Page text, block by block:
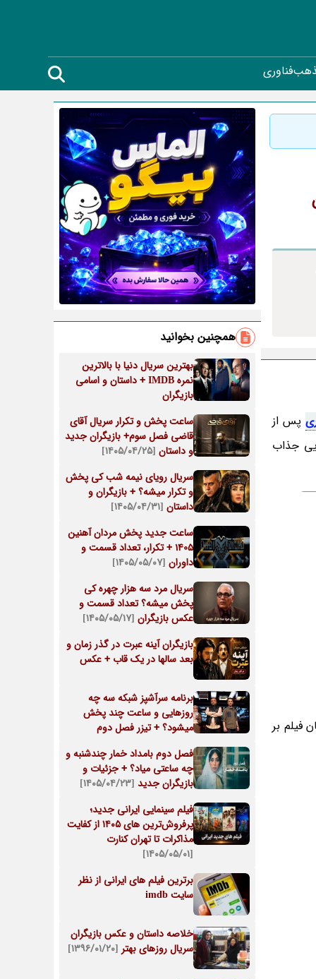
فناوری
پس از
جذاب
فیلم بر
همچنین بخوانید
بهترین سریال دنیا با بالاترین
نمره IMDB + داستان و اسامی
بازیگران
ساعت پخش و تکرار سریال آقای
قاضی فصل سوم+ بازیگران جدید
و داستان [۱۴۰۵/۰۴/۲۵]
سریال رویای نیمه شب کی پخش
و تکرار میشه؟ + بازیگران و
داستان [۱۴۰۵/۰۴/۳۱]
ساعت جدید پخش مردان آهنین
1405 + تکرار، تعداد قسمت و
داوران [۱۴۰۵/۰۵/۰۷]
سریال مرد سه هزار چهره کی
پخش میشه؟ تعداد قسمت و
عکس بازیگران [۱۴۰۵/۰۵/۱۷]
بازیگران آینه عبرت در گذر زمان و
بعد سالها در یک قاب + عکس
برنامه سرآشپز شبکه سه چه
روزهایی و ساعت چند پخش
میشود؟ + تیزر فصل دوم
فصل دوم بامداد خمار چندشنبه و
چه ساعتی میاد؟ + جزئیات و
بازیگران جدید [۱۴۰۵/۰۴/۲۳]
فیلم سینمایی ایرانی جدید؛
پرفروش‌ترین های ۱۴۰۵ از کفایت
مذاکرات تا تهران کنارت
[۱۴۰۵/۰۵/۰۱]
برترین فیلم های ایرانی از نظر
سایت imdb
خلاصه داستان و عکس بازیگران
سریال روزهای بهتر [۱۳۹۶/۰۱/۲۰]